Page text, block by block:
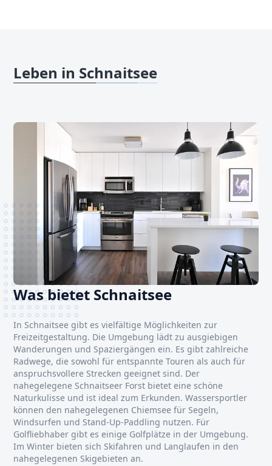
Leben in Schnaitsee
Was bietet Schnaitsee
In Schnaitsee gibt es vielfältige Möglichkeiten zur
Freizeitgestaltung. Die Umgebung lädt zu ausgiebigen
Wanderungen und Spaziergängen ein. Es gibt zahlreiche
Radwege, die sowohl für entspannte Touren als auch für
anspruchsvollere Strecken geeignet sind. Der
nahegelegene Schnaitseer Forst bietet eine schöne
Naturkulisse und ist ideal zum Erkunden. Wassersportler
können den nahegelegenen Chiemsee für Segeln,
Windsurfen und Stand-Up-Paddling nutzen. Für
Golfliebhaber gibt es einige Golfplätze in der Umgebung.
Im Winter bieten sich Skifahren und Langlaufen in den
nahegelegenen Skigebieten an.